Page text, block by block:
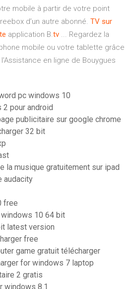
mobile à partir de votre point
d’un autre abonné. TV sur
application B.tv ... Regardez la
mobile ou votre tablette grâce
l'Assistance en ligne de Bouygues
pc windows 10
2 pour android
publicitaire sur google chrome
32 bit
la musique gratuitement sur ipad
audacity
free
10 64 bit
latest version
free
game gratuit télécharger
for windows 7 laptop
2 gratis
windows 8.1